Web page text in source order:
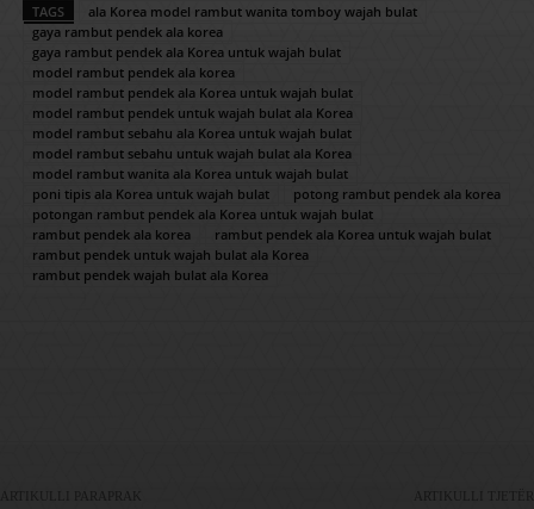
TAGS
ala Korea model rambut wanita tomboy wajah bulat
gaya rambut pendek ala korea
gaya rambut pendek ala Korea untuk wajah bulat
model rambut pendek ala korea
model rambut pendek ala Korea untuk wajah bulat
model rambut pendek untuk wajah bulat ala Korea
model rambut sebahu ala Korea untuk wajah bulat
model rambut sebahu untuk wajah bulat ala Korea
model rambut wanita ala Korea untuk wajah bulat
poni tipis ala Korea untuk wajah bulat
potong rambut pendek ala korea
potongan rambut pendek ala Korea untuk wajah bulat
rambut pendek ala korea
rambut pendek ala Korea untuk wajah bulat
rambut pendek untuk wajah bulat ala Korea
rambut pendek wajah bulat ala Korea
ARTIKULLI PARAPRAK ARTIKULLI TJETËR